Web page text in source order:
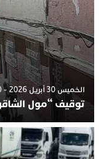
الخميس 30 أبريل 2026 - 10:40
توقيف “مول